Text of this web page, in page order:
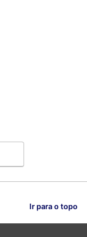
Ir para o topo